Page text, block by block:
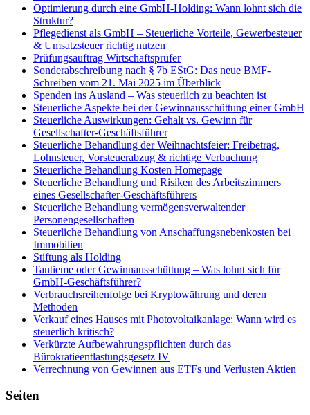
Optimierung durch eine GmbH-Holding: Wann lohnt sich die
Struktur?
Pflegedienst als GmbH – Steuerliche Vorteile, Gewerbesteuer
& Umsatzsteuer richtig nutzen
Prüfungsauftrag Wirtschaftsprüfer
Sonderabschreibung nach § 7b EStG: Das neue BMF-
Schreiben vom 21. Mai 2025 im Überblick
Spenden ins Ausland – Was steuerlich zu beachten ist
Steuerliche Aspekte bei der Gewinnausschüttung einer GmbH
Steuerliche Auswirkungen: Gehalt vs. Gewinn für
Gesellschafter-Geschäftsführer
Steuerliche Behandlung der Weihnachtsfeier: Freibetrag,
Lohnsteuer, Vorsteuerabzug & richtige Verbuchung
Steuerliche Behandlung Kosten Homepage
Steuerliche Behandlung und Risiken des Arbeitszimmers
eines Gesellschafter-Geschäftsführers
Steuerliche Behandlung vermögensverwaltender
Personengesellschaften
Steuerliche Behandlung von Anschaffungsnebenkosten bei
Immobilien
Stiftung als Holding
Tantieme oder Gewinnausschüttung – Was lohnt sich für
GmbH-Geschäftsführer?
Verbrauchsreihenfolge bei Kryptowährung und deren
Methoden
Verkauf eines Hauses mit Photovoltaikanlage: Wann wird es
steuerlich kritisch?
Verkürzte Aufbewahrungspflichten durch das
Bürokratieentlastungsgesetz IV
Verrechnung von Gewinnen aus ETFs und Verlusten Aktien
Seiten